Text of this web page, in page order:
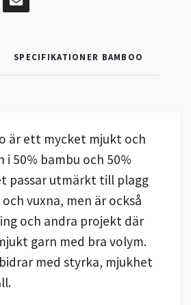
SPECIFIKATIONER BAMBOO
är ett mycket mjukt och
i 50% bambu och 50%
passar utmärkt till plagg
vuxna, men är också
och andra projekt där
garn med bra volym.
med styrka, mjukhet